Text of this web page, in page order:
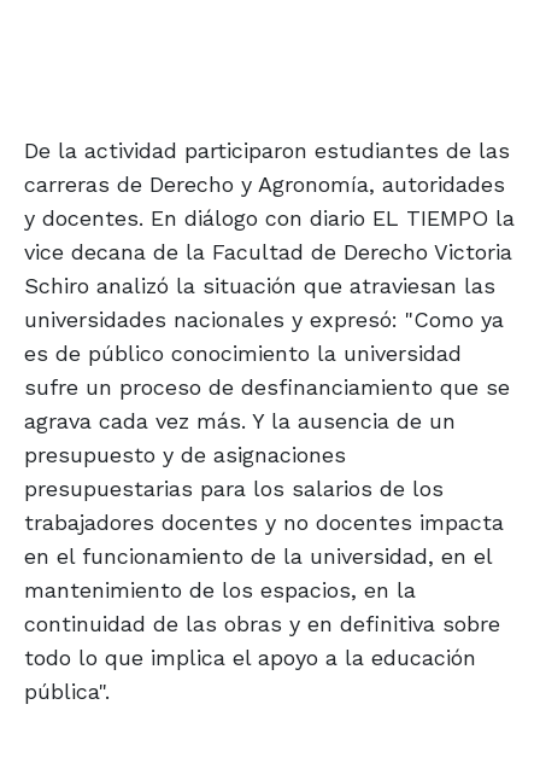
De la actividad participaron estudiantes de las
carreras de Derecho y Agronomía, autoridades
y docentes. En diálogo con diario EL TIEMPO la
vice decana de la Facultad de Derecho Victoria
Schiro analizó la situación que atraviesan las
universidades nacionales y expresó: "Como ya
es de público conocimiento la universidad
sufre un proceso de desfinanciamiento que se
agrava cada vez más. Y la ausencia de un
presupuesto y de asignaciones
presupuestarias para los salarios de los
trabajadores docentes y no docentes impacta
en el funcionamiento de la universidad, en el
mantenimiento de los espacios, en la
continuidad de las obras y en definitiva sobre
todo lo que implica el apoyo a la educación
pública".